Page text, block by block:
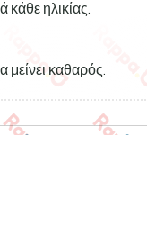
κάθε ηλικίας.
καθαρός.